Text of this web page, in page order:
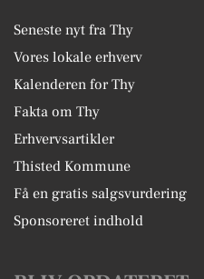
Seneste nyt fra Thy
Vores lokale erhverv
Kalenderen for Thy
Fakta om Thy
Erhvervsartikler
Thisted Kommune
Få en gratis salgsvurdering
Sponsoreret indhold